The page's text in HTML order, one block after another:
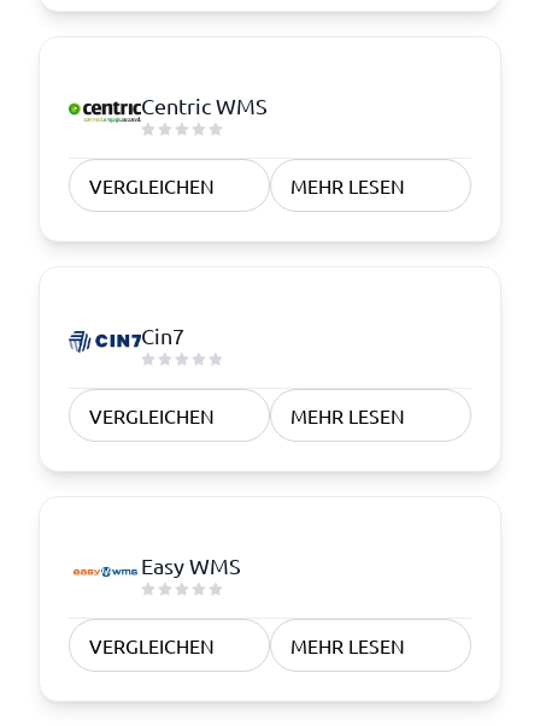
Centric WMS
VERGLEICHEN MEHR LESEN
Cin7
VERGLEICHEN MEHR LESEN
Easy WMS
VERGLEICHEN MEHR LESEN